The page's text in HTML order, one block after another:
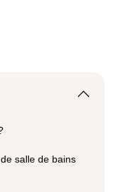
salle de bains